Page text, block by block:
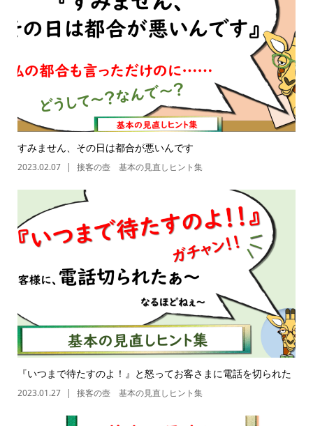
すみません、その日は都合が悪いんです
2023.02.07 接客の壺 基本の見直しヒント集
『いつまで待たすのよ！』と怒ってお客さまに電話を切られた
2023.01.27 接客の壺 基本の見直しヒント集